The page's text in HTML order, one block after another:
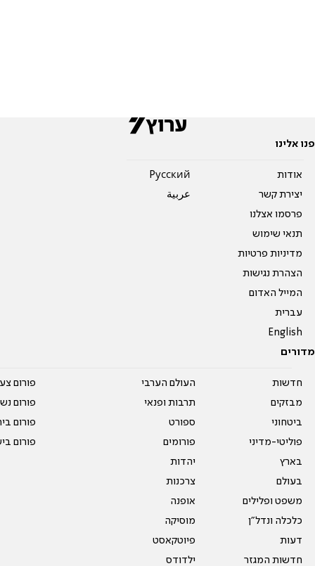
פנו אלינו
אודות
יצירת קשר
פרסמו אצלנו
תנאי שימוש
מדיניות פרטיות
הצהרת נגישות
המייל האדום
עברית
English
Pусский
عربية
מדורים
חדשות
מבזקים
ביטחוני
פוליטי-מדיני
בארץ
בעולם
משפט ופלילים
כלכלה ונדל"ן
דעות
חדשות המגזר
העולם הערבי
תרבות ופנאי
ספורט
פורומים
יהדות
צרכנות
אופנה
מוסיקה
פיוטקאסט
ילדודס
פורום
פורום
פורום
פורום